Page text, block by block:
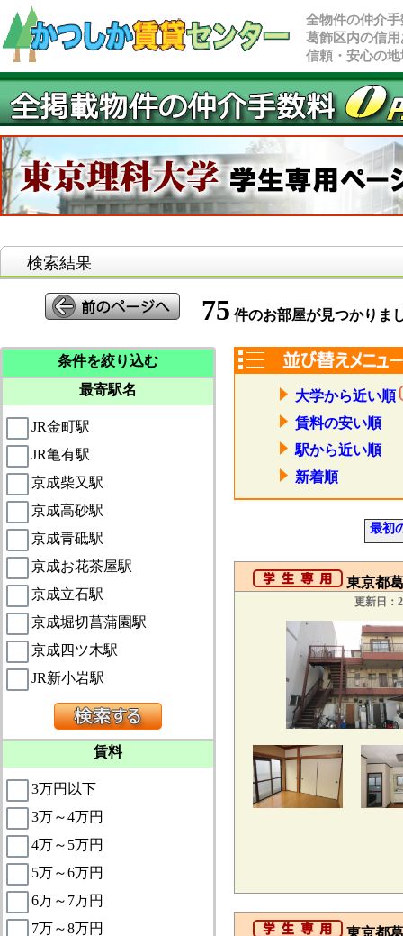
全物件の仲介
葛飾区内の信
信頼・安心の
検索結果
75 件のお部屋が見つかりま
条件を絞り込む
最寄駅名
JR金町駅
JR亀有駅
京成柴又駅
京成高砂駅
京成青砥駅
京成お花茶屋駅
京成立石駅
京成堀切菖蒲園駅
京成四ツ木駅
JR新小岩駅
賃料
3万円以下
3万～4万円
4万～5万円
5万～6万円
6万～7万円
7万～8万円
大学から近い順
賃料の安い順
駅から近い順
新着順
最初
東京都
更新日：
東京都